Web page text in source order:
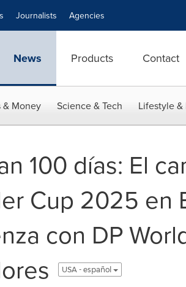
Journalists Agencies
News Products Contact
& Money Science & Tech Lifestyle &
100 días: El
Cup 2025 en
con DP
USA - español